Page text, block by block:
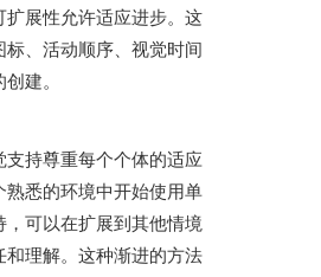
扩展性允许适应进步。这
标、活动顺序、视觉时间
建。
支持尊重每个个体的适应
熟悉的环境中开始使用单
，可以在扩展到其他情境
和理解。这种渐进的方法